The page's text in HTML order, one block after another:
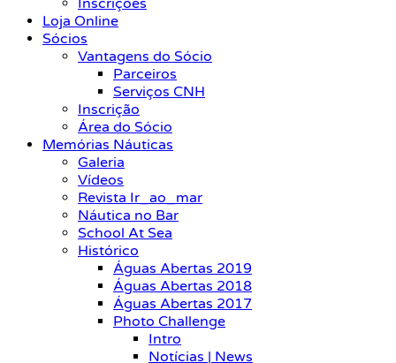
Inscrições
Loja Online
Sócios
Vantagens do Sócio
Parceiros
Serviços CNH
Inscrição
Área do Sócio
Memórias Náuticas
Galeria
Vídeos
Revista Ir_ao_mar
Náutica no Bar
School At Sea
Histórico
Águas Abertas 2019
Águas Abertas 2018
Águas Abertas 2017
Photo Challenge
Intro
Notícias | News